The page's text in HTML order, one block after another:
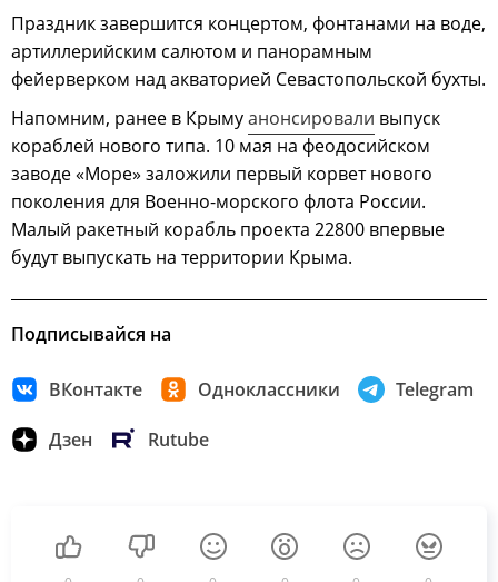
Праздник завершится концертом, фонтанами на воде,
артиллерийским салютом и панорамным
фейерверком над акваторией Севастопольской бухты.
Напомним, ранее в Крымуанонсировали выпуск
кораблей нового типа. 10 мая на феодосийском
заводе «Море» заложили первый корвет нового
поколения для Военно-морского флота России.
Малый ракетный корабль проекта 22800 впервые
будут выпускать на территории Крыма.
Подписывайся на
ВКонтакте Одноклассники Telegram
Дзен Rutube